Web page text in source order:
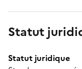
Statut
Statut juridique